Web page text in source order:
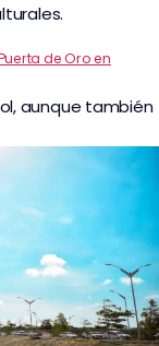
de Oro en
aunque también